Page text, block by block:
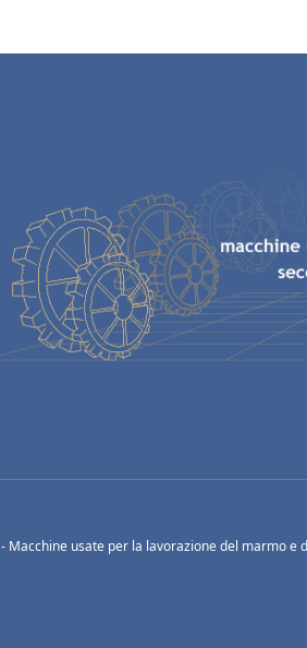
- Macchine usate per la lavorazione del marmo e